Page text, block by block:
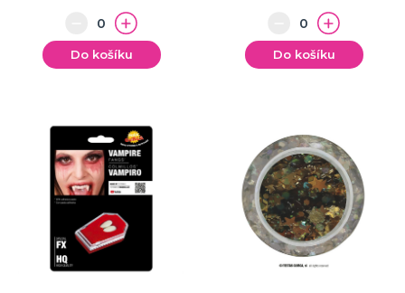
Do košíku Do košíku